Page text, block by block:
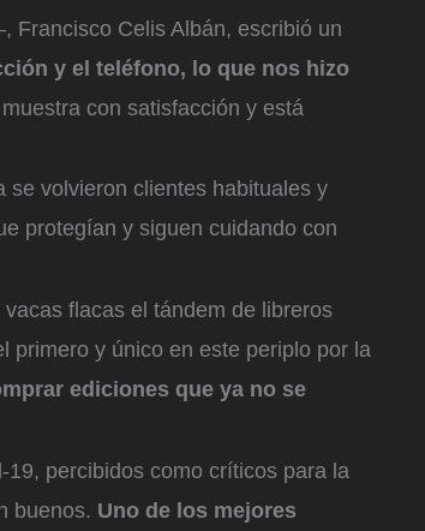
Francisco Celis Albán, escribió un
y el teléfono, lo que nos hizo
con satisfacción y está
se volvieron clientes habituales y
protegían y siguen cuidando con
flacas el tándem de libreros
primero y único en este periplo por la
ediciones que ya no se
percibidos como críticos para la
buenos. Uno de los mejores